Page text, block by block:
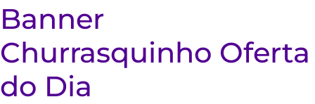
Banner
Churrasquinho Oferta
do Dia